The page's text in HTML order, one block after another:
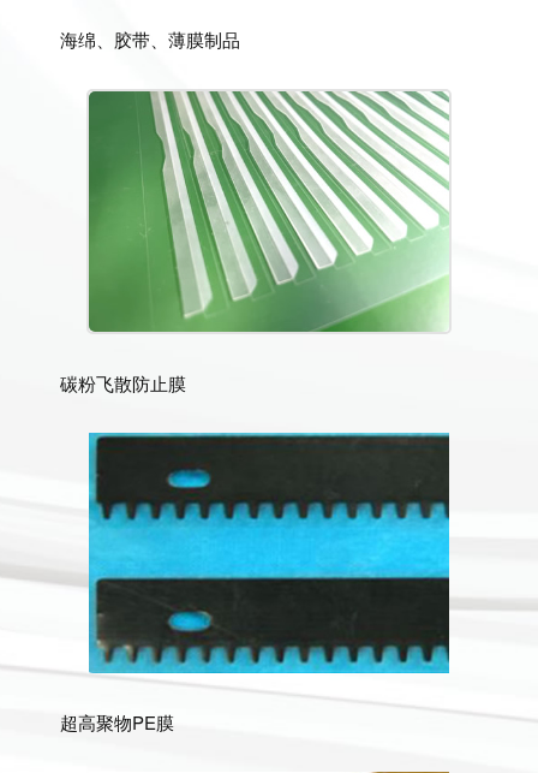
海绵、胶带、薄膜制品
碳粉飞散防止膜
超高聚物PE膜